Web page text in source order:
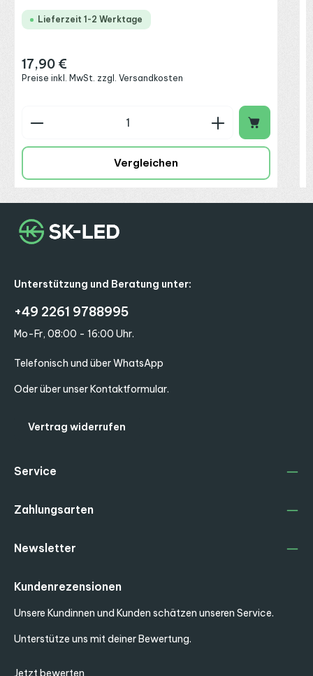
Lieferzeit 1-2 Werktage
Regulärer Preis:
17,90 €
Preise inkl. MwSt. zzgl. Versandkosten
Produkt Anzahl: Gib den gewünschten Wert
Vergleichen
Unterstützung und Beratung unter:
+49 2261 9788995
Mo-Fr, 08:00 - 16:00 Uhr.
Telefonisch und über WhatsApp
Oder über unserKontaktformular.
Vertrag widerrufen
Service
Zahlungsarten
Kundenrezensionen
Unsere Kundinnen und Kunden schätzen unseren Service.
Unterstütze uns mit deiner Bewertung.
Jetzt bewerten
Newsletter